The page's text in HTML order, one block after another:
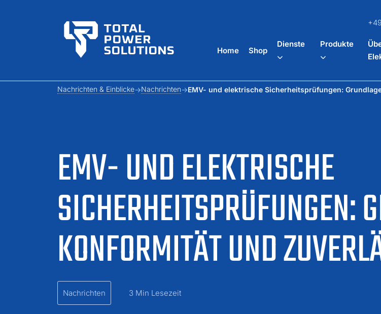
Home Shop
Dienste Produkte
EMV- UND ELEKTRISCHE
SICHERHEITSPRÜFUNGEN:
KONFORMITÄT UND
Nachrichten & Einblicke Nachrichten EMV- und elektrische Sicherheitsprüfungen:
Nachrichten 3 Min Lesezeit